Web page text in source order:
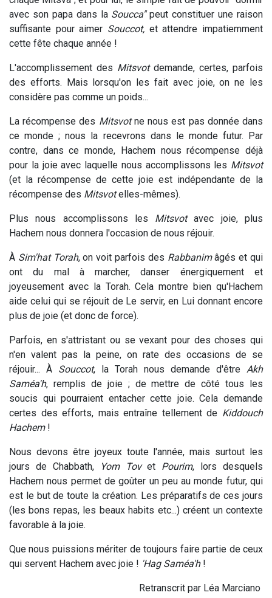
avec son papa dans la Soucca"peut constituer une raison
suffisante pour aimer Souccot, et attendre impatiemment
cette fête chaque année !
L'accomplissement des Mitsvotdemande, certes, parfois
des efforts. Mais lorsqu'on les fait avec joie, on ne les
considère pas comme un poids...
La récompense des Mitsvotne nous est pas donnée dans
ce monde ; nous la recevrons dans le monde futur. Par
contre, dans ce monde, Hachem nous récompense déjà
pour la joie avec laquelle nous accomplissons les Mitsvot
(et la récompense de cette joie est indépendante de la
récompense des Mitsvotelles-mêmes).
Plus nous accomplissons les Mitsvotavec joie, plus
Hachem nous donnera l'occasion de nous réjouir.
À Sim'hat Torah, on voit parfois des Rabbanimâgés et qui
ont du mal à marcher, danser énergiquement et
joyeusement avec la Torah. Cela montre bien qu'Hachem
aide celui qui se réjouit de Le servir, en Lui donnant encore
plus de joie (et donc de force).
Parfois, en s'attristant ou se vexant pour des choses qui
n'en valent pas la peine, on rate des occasions de se
réjouir... À Souccot, la Torah nous demande d'être Akh
Saméa'h, remplis de joie ; de mettre de côté tous les
soucis qui pourraient entacher cette joie. Cela demande
certes des efforts, mais entraîne tellement de Kiddouch
Hachem!
Nous devons être joyeux toute l'année, mais surtout les
jours de Chabbath,
Yom Tovet Pourim, lors desquels
Hachem nous permet de goûter un peu au monde futur, qui
est le but de toute la création. Les préparatifs de ces jours
(les bons repas, les beaux habits etc...) créent un contexte
favorable à la joie.
Que nous puissions mériter de toujours faire partie de ceux
qui servent Hachem avec joie ! 'Hag Saméa'h!
Retranscrit par Léa Marciano